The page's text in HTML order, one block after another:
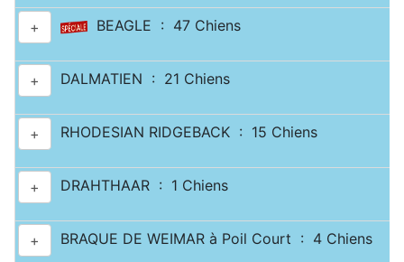
+ BEAGLE : 47 Chiens
+ DALMATIEN : 21 Chiens
+ RHODESIAN RIDGEBACK : 15 Chiens
+ DRAHTHAAR : 1 Chiens
+ BRAQUE DE WEIMAR à Poil Court : 4 Chiens